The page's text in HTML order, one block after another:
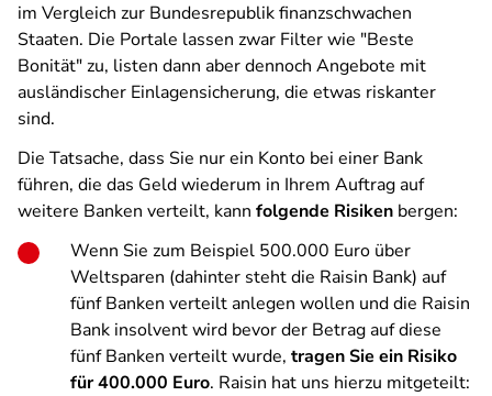
im Vergleich zur Bundesrepublik finanzschwachen
Staaten. Die Portale lassen zwar Filter wie "Beste
Bonität" zu, listen dann aber dennoch Angebote mit
ausländischer Einlagensicherung, die etwas riskanter
sind.
Die Tatsache, dass Sie nur ein Konto bei einer Bank
führen, die das Geld wiederum in Ihrem Auftrag auf
weitere Banken verteilt, kann folgende Risiken bergen:
Wenn Sie zum Beispiel 500.000 Euro über
Weltsparen (dahinter steht die Raisin Bank) auf
fünf Banken verteilt anlegen wollen und die Raisin
Bank insolvent wird bevor der Betrag auf diese
fünf Banken verteilt wurde, tragen Sie ein Risiko
für 400.000 Euro. Raisin hat uns hierzu mitgeteilt: